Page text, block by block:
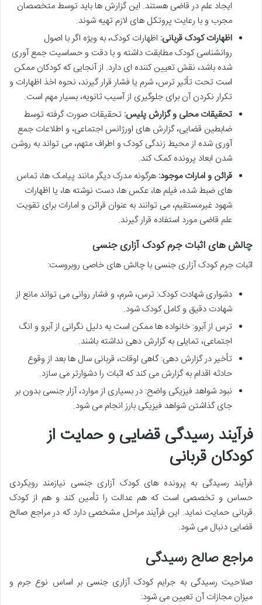
ایجاد علم در قاضی هستند. این گزارش ها باید توسط متخصصان
مجرب و با رعایت پروتکل های لازم تهیه شوند.
اظهارات کودک قربانی: اظهارات کودک، به ویژه اگر با اصول
روانشناسی کودک مطابقت داشته و با دقت و حساسیت جمع آوری
شده باشد، نقش تعیین کننده ای دارد. از آنجایی که کودکان ممکن
است تحت تأثیر ترس، شرم یا فشار قرار گیرند، نحوه اخذ اظهارات و
تکرار نکردن آن برای جلوگیری از آسیب ثانویه، بسیار مهم است.
تحقیقات محلی و گزارش پلیس: تحقیقات صورت گرفته توسط
ضابطین قضایی، گزارش های اورژانس اجتماعی، و اطلاعات جمع
آوری شده از محیط زندگی کودک و اطراف متهم، می تواند به روشن
شدن ابعاد پرونده کمک کند.
قرائن و امارات موجود: هرگونه مدرک دیگر مانند پیامک ها، تماس
های ضبط شده، فیلم ها، عکس ها، دست نوشته ها، یا اظهارات
شهود غیرمستقیم، می توانند به عنوان قرائن و امارات برای تقویت
علم قاضی مورد استفاده قرار گیرند.
چالش های اثبات جرم کودک آزاری جنسی
اثبات جرم کودک آزاری جنسی با چالش های خاصی روبروست:
دشواری شهادت کودک: ترس، شرم، و فشار روانی می تواند مانع از
شهادت دقیق و کامل کودک شود.
ترس از آبرو: خانواده ها ممکن است به دلیل نگرانی از آبرو و انگ
اجتماعی، تمایلی به گزارش دهی نداشته باشند.
تأخیر در گزارش دهی: گاهی اوقات، قربانی سال ها بعد از وقوع
حادثه اقدام به گزارش می کند که اثبات را دشوارتر می سازد.
نبود شواهد فیزیکی واضح: در بسیاری از موارد، آزار جنسی بدون بر
جای گذاشتن شواهد فیزیکی بارز انجام می شود.
فرآیند رسیدگی قضایی و حمایت از
کودکان قربانی
فرآیند رسیدگی به پرونده های کودک آزاری جنسی نیازمند رویکردی
حساس و تخصصی است که هم عدالت را تأمین کند و هم از کودک
قربانی حمایت نماید. این فرآیند مراحل مشخصی دارد که در مراجع صالح
قضایی دنبال می شود.
مراجع صالح رسیدگی
صلاحیت رسیدگی به جرایم کودک آزاری جنسی بر اساس نوع جرم و
میزان مجازات آن تعیین می شود: